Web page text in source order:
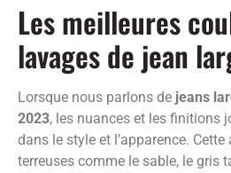
Les meilleures
lavages de jean
Lorsque nous parlons de jeans
2023, les nuances et les finitions
dans le style et l’apparence.
terreuses comme le sable, le gris